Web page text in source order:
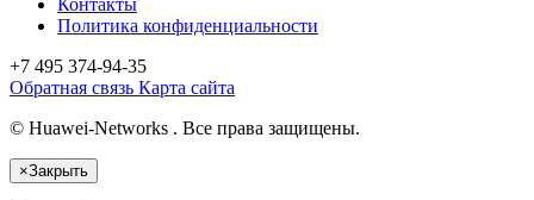
Политика конфиденциальности
+7 495 374-94-35
Обратная связь Карта сайта
© Huawei-Networks . Все права защищены.
×Закрыть